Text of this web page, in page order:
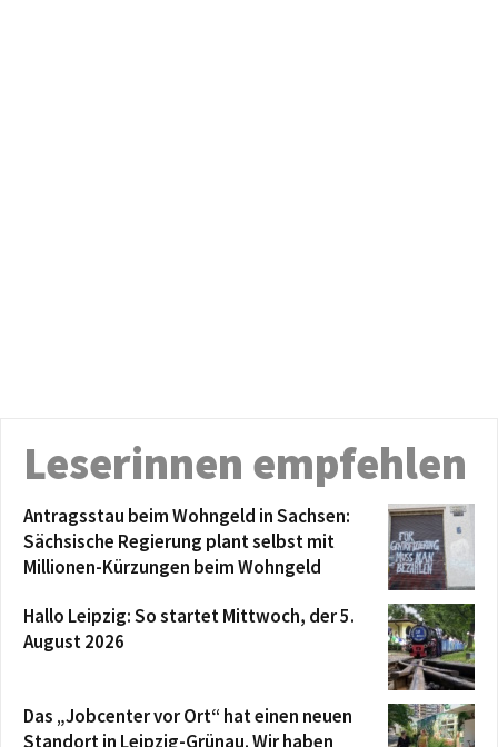
Leserinnen empfehlen
Antragsstau beim Wohngeld in Sachsen:
Sächsische Regierung plant selbst mit
Millionen-Kürzungen beim Wohngeld
Hallo Leipzig: So startet Mittwoch, der 5.
August 2026
Das „Jobcenter vor Ort“ hat einen neuen
Standort in Leipzig-Grünau. Wir haben